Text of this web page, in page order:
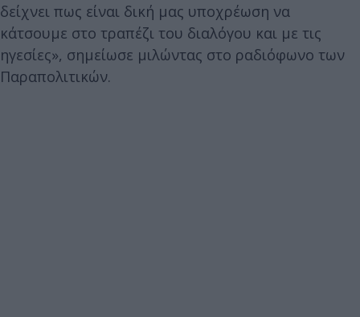
δείχνει πως είναι δική μας υποχρέωση να
κάτσουμε στο τραπέζι του διαλόγου και με τις
ηγεσίες», σημείωσε μιλώντας στο ραδιόφωνο των
Παραπολιτικών.